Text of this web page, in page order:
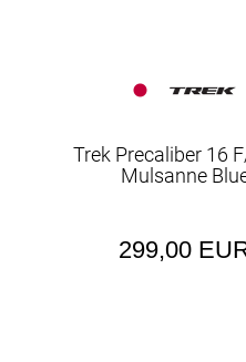
Trek Precaliber 16
Mulsanne
299,00